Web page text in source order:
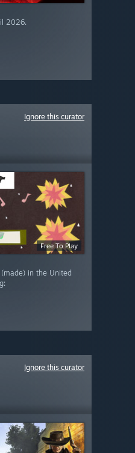
2026.
Ignore this curator
Free To Play
in the United
Ignore this curator